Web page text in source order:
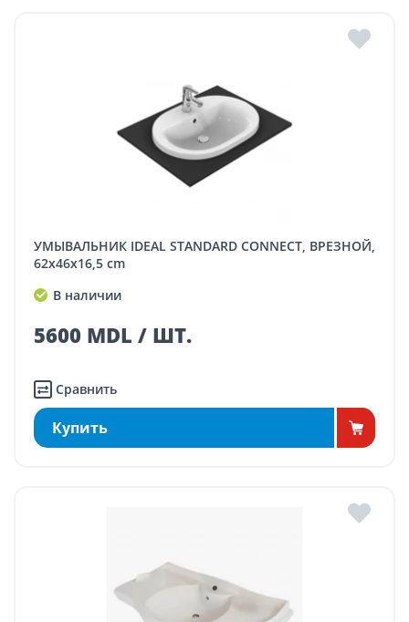
УМЫВАЛЬНИК IDEAL STANDARD CONNECT, ВРЕЗНОЙ,
62x46x16,5 cm
В наличии
5600 MDL / ШТ.
Сравнить
Купить